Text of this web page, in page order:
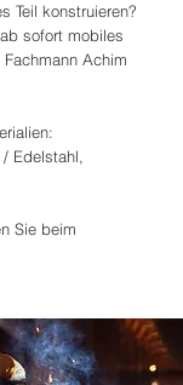
Teil konstruieren?
sofort mobiles
Achim
Edelstahl,
Sie beim